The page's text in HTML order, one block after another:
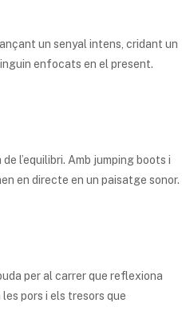
un senyal intens, cridant un
enfocats en el present.
l’equilibri. Amb jumping boots i
en directe en un paisatge sonor.
per al carrer que reflexiona
pors i els tresors que